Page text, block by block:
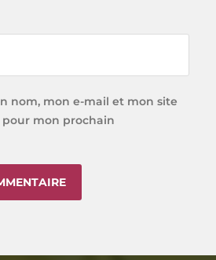
nom, mon e-mail et mon site
mon prochain